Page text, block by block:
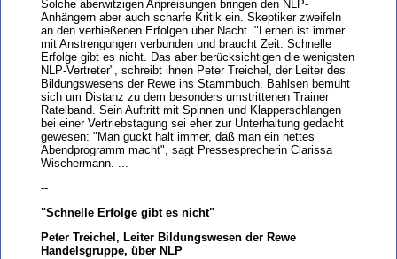
Solche aberwitzigen Anpreisungen bringen den NLP-
Anhängern aber auch scharfe Kritik ein. Skeptiker zweifeln
an den verhießenen Erfolgen über Nacht. "Lernen ist immer
mit Anstrengungen verbunden und braucht Zeit. Schnelle
Erfolge gibt es nicht. Das aber berücksichtigen die wenigsten
NLP-Vertreter", schreibt ihnen Peter Treichel, der Leiter des
Bildungswesens der Rewe ins Stammbuch. Bahlsen bemüht
sich um Distanz zu dem besonders umstrittenen Trainer
Ratelband. Sein Auftritt mit Spinnen und Klapperschlangen
bei einer Vertriebstagung sei eher zur Unterhaltung gedacht
gewesen: "Man guckt halt immer, daß man ein nettes
Abendprogramm macht", sagt Pressesprecherin Clarissa
Wischermann. ...
--
"Schnelle Erfolge gibt es nicht"
Peter Treichel, Leiter Bildungswesen der Rewe
Handelsgruppe, über NLP